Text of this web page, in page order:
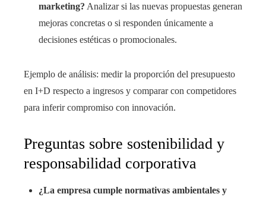
marketing? Analizar si las nuevas propuestas generan
mejoras concretas o si responden únicamente a
decisiones estéticas o promocionales.
Ejemplo de análisis: medir la proporción del presupuesto
en I+D respecto a ingresos y comparar con competidores
para inferir compromiso con innovación.
Preguntas sobre sostenibilidad y
responsabilidad corporativa
¿La empresa cumple normativas ambientales y